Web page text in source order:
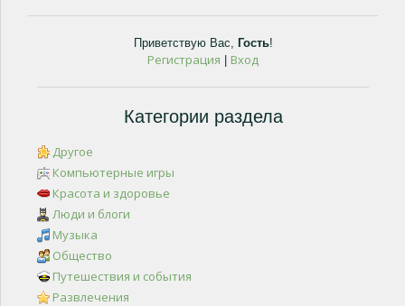
Приветствую Вас Гость!
Регистрация | Вход
Категории раздела
Другое
Компьютерные игры
Красота и здоровье
Люди и блоги
Музыка
Общество
Путешествия и события
Развлечения